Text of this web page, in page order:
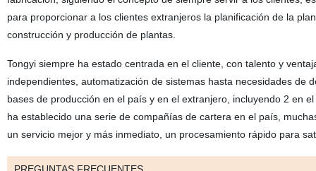
para proporcionar a los clientes extranjeros la planificación de la
construcción y producción de plantas.
Tongyi siempre ha estado centrada en el cliente, con talento y
independientes, automatización de sistemas hasta necesidades de
bases de producción en el país y en el extranjero, incluyendo 2 en
ha establecido una serie de compañías de cartera en el país,
un servicio mejor y más inmediato, un procesamiento rápido para